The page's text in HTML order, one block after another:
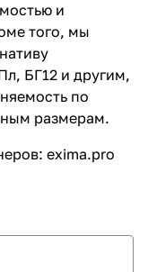
и
того, мы
БГ12 и другим,
по
размерам.
exima.pro